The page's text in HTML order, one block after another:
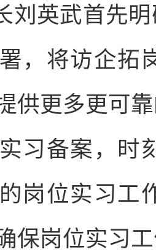
刘英武首先
，将访企拓
供更多更可
习备案，时
岗位实习工
保岗位实习